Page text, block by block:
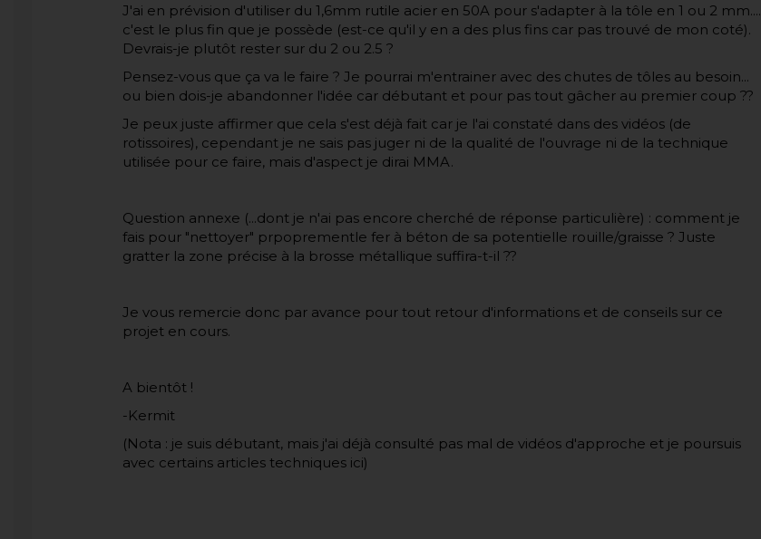
J'ai en prévision d'utiliser du 1,6mm rutile acier en 50A pour s'adapter à la tôle en 1 ou 2 mm....
c'est le plus fin que je possède (est-ce qu'il y en a des plus fins car pas trouvé de mon coté).
Devrais-je plutôt rester sur du 2 ou 2.5 ?
Pensez-vous que ça va le faire ? Je pourrai m'entrainer avec des chutes de tôles au besoin...
ou bien dois-je abandonner l'idée car débutant et pour pas tout gâcher au premier coup ??
Je peux juste affirmer que cela s'est déjà fait car je l'ai constaté dans des vidéos (de
rotissoires), cependant je ne sais pas juger ni de la qualité de l'ouvrage ni de la technique
utilisée pour ce faire, mais d'aspect je dirai MMA.
Question annexe (...dont je n'ai pas encore cherché de réponse particulière) : comment je
fais pour "nettoyer" prpoprementle fer à béton de sa potentielle rouille/graisse ? Juste
gratter la zone précise à la brosse métallique suffira-t-il ??
Je vous remercie donc par avance pour tout retour d'informations et de conseils sur ce
projet en cours.
A bientôt !
-Kermit
(Nota : je suis débutant, mais j'ai déjà consulté pas mal de vidéos d'approche et je poursuis
avec certains articles techniques ici)